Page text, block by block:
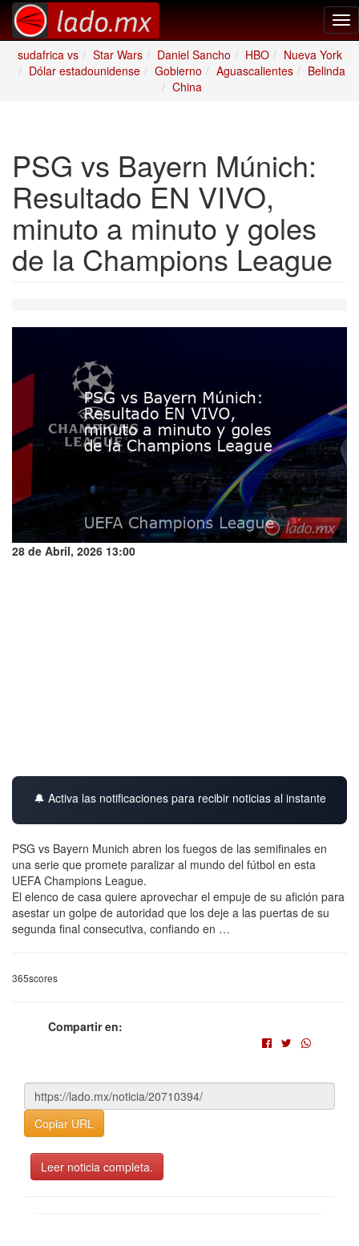
sudafrica vs
Star Wars Daniel Sancho HBO
Nueva York
Dólar estadounidense
Gobierno Aguascalientes
Belinda
China
PSG vs Bayern Múnich:
Resultado EN VIVO,
minuto a minuto y goles
de la Champions League
28 de Abril, 2026 13:00
🔔 Activa las notificaciones para recibir noticias al instante
PSG vs Bayern Munich abren los fuegos de las semifinales en
una serie que promete paralizar al mundo del fútbol en esta
UEFA Champions League.
El elenco de casa quiere aprovechar el empuje de su afición para
asestar un golpe de autoridad que los deje a las puertas de su
segunda final consecutiva, confiando en …
365scores
Compartir en:
Copiar URL
Leer noticia completa.